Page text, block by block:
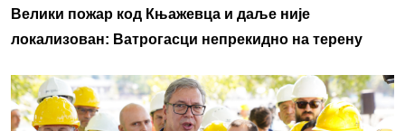
Велики пожар код Књажевца и даље није
локализован: Ватрогасци непрекидно на терену